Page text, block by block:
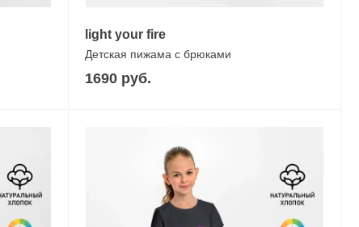
light your fire
Детская пижама с брюками
1690 руб.